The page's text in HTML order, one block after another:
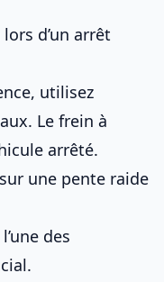
d’un arrêt
utilisez
Le frein à
arrêté.
une pente raide
des